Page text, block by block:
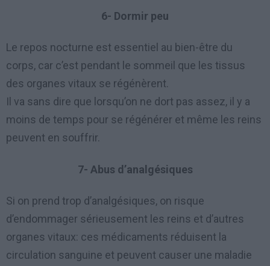
6- Dormir peu
Le repos nocturne est essentiel au bien-être du
corps, car c’est pendant le sommeil que les tissus
des organes vitaux se régénèrent.
Il va sans dire que lorsqu’on ne dort pas assez, il y a
moins de temps pour se régénérer et même les reins
peuvent en souffrir.
7- Abus d’analgésiques
Si on prend trop d’analgésiques, on risque
d’endommager sérieusement les reins et d’autres
organes vitaux: ces médicaments réduisent la
circulation sanguine et peuvent causer une maladie